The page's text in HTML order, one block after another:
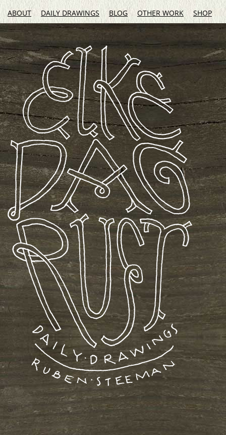
ABOUT DAILY DRAWINGS BLOG OTHER WORK SHOP